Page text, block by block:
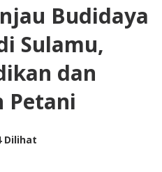
Budidaya
Sulamu,
dan
Petani
Dilihat